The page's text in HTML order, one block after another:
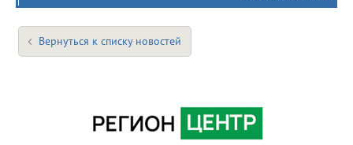
Вернуться к списку новостей